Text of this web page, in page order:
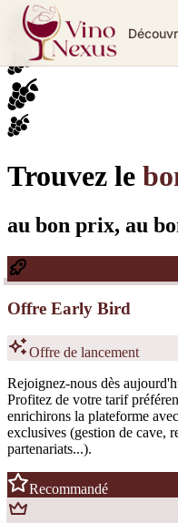
Trouvez le
au bon prix, au
Offre Early Bird
Offre de lancement
Rejoignez-nous dès
Profitez de votre tarif
enrichirons la plateforme
exclusives (gestion de cave,
partenariats...).
Recommandé